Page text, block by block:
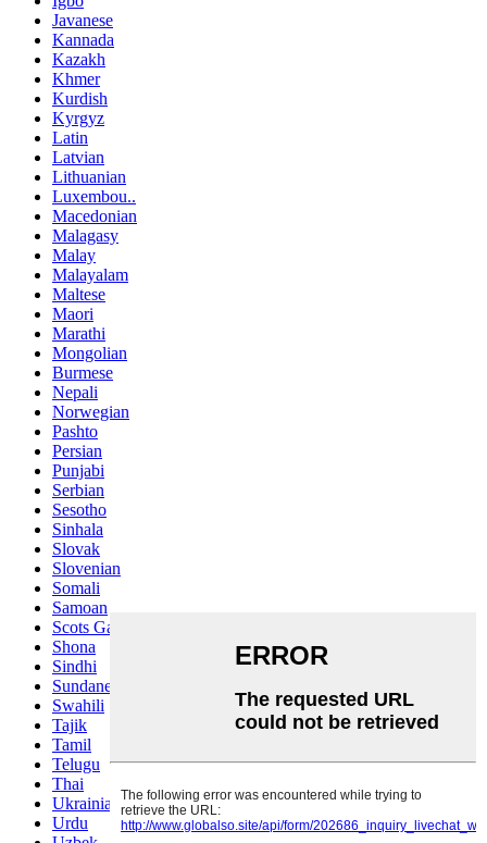
Javanese
Kannada
Kazakh
Khmer
Kurdish
Kyrgyz
Latin
Latvian
Lithuanian
Luxembou..
Macedonian
Malagasy
Malay
Malayalam
Maltese
Maori
Marathi
Mongolian
Burmese
Nepali
Norwegian
Pashto
Persian
Punjabi
Serbian
Sesotho
Sinhala
Slovak
Slovenian
Somali
Samoan
Scots Gaelic
Shona
Sindhi
Sundanese
Swahili
Tajik
Tamil
Telugu
Thai
Ukrainian
Urdu